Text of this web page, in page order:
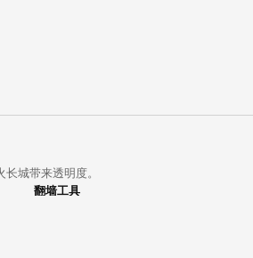
城带来透明度。
翻墙工具